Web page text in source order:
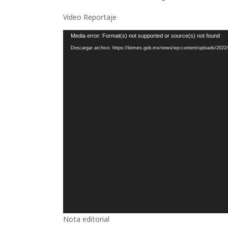
Video Reportaje
Reproductor
de
Media error: Format(s) not supported or source(s) not found
Descargar archivo: https://birmex.gob.mx/news/wp-content/uploads/
Nota editorial